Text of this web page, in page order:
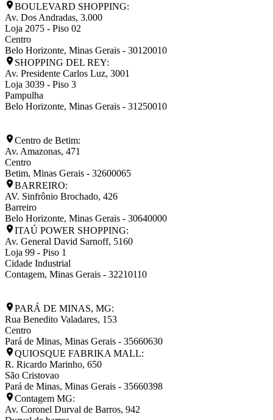
BOULEVARD SHOPPING:
Av. Dos Andradas, 3.000
Loja 2075 - Piso 02
Centro
Belo Horizonte, Minas Gerais - 30120010
SHOPPING DEL REY:
Av. Presidente Carlos Luz, 3001
Loja 3039 - Piso 3
Pampulha
Belo Horizonte, Minas Gerais - 31250010
Centro de Betim:
Av. Amazonas, 471
Centro
Betim, Minas Gerais - 32600065
BARREIRO:
AV. Sinfrônio Brochado, 426
Barreiro
Belo Horizonte, Minas Gerais - 30640000
ITAÚ POWER SHOPPING:
Av. General David Sarnoff, 5160
Loja 99 - Piso 1
Cidade Industrial
Contagem, Minas Gerais - 32210110
PARÁ DE MINAS, MG:
Rua Benedito Valadares, 153
Centro
Pará de Minas, Minas Gerais - 35660630
QUIOSQUE FABRIKA MALL:
R. Ricardo Marinho, 650
São Cristovao
Pará de Minas, Minas Gerais - 35660398
Contagem MG:
Av. Coronel Durval de Barros, 942